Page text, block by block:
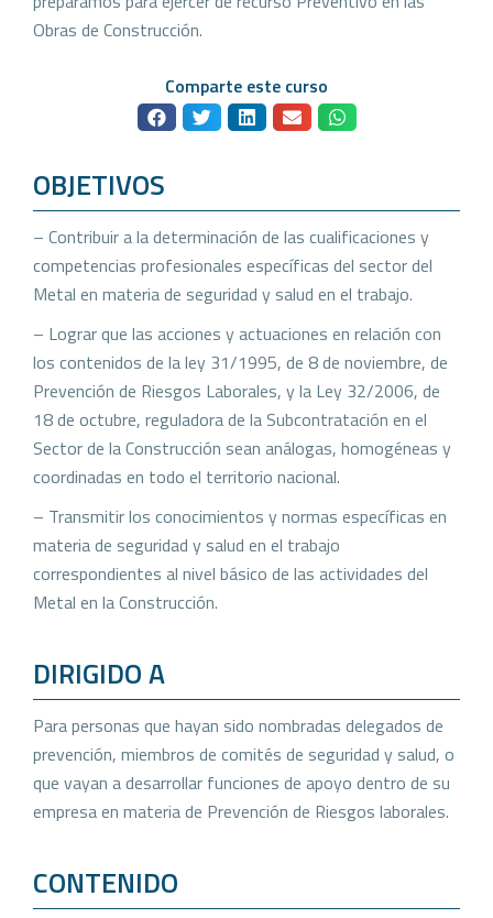
Obras de Construcción.
Comparte este curso
OBJETIVOS
– Contribuir a la determinación de las cualificaciones y
competencias profesionales específicas del sector del
Metal en materia de seguridad y salud en el trabajo.
– Lograr que las acciones y actuaciones en relación con
los contenidos de la ley 31/1995, de 8 de noviembre, de
Prevención de Riesgos Laborales, y la Ley 32/2006, de
18 de octubre, reguladora de la Subcontratación en el
Sector de la Construcción sean análogas, homogéneas y
coordinadas en todo el territorio nacional.
– Transmitir los conocimientos y normas específicas en
materia de seguridad y salud en el trabajo
correspondientes al nivel básico de las actividades del
Metal en la Construcción.
DIRIGIDO A
Para personas que hayan sido nombradas delegados de
prevención, miembros de comités de seguridad y salud, o
que vayan a desarrollar funciones de apoyo dentro de su
empresa en materia de Prevención de Riesgos laborales.
CONTENIDO